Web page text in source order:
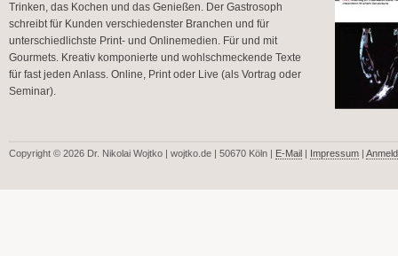
Trinken, das Kochen und das Genießen. Der Gastrosoph
schreibt für Kunden verschiedenster Branchen und für
unterschiedlichste Print- und Onlinemedien. Für und mit
Gourmets. Kreativ komponierte und wohlschmeckende Texte
für fast jeden Anlass. Online, Print oder Live (als Vortrag oder
Seminar).
Copyright © 2026 Dr. Nikolai Wojtko | wojtko.de | 50670 Köln | E-Mail | Impressum |